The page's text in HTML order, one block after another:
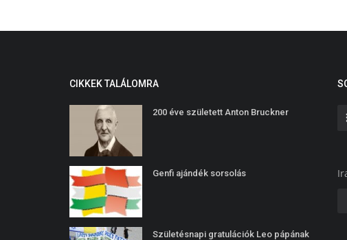
CIKKEK TALÁLOMRA
200 éve született Anton Bruckner
Genfi ajándék sorsolás
Születésnapi gratulációk Leo pápának